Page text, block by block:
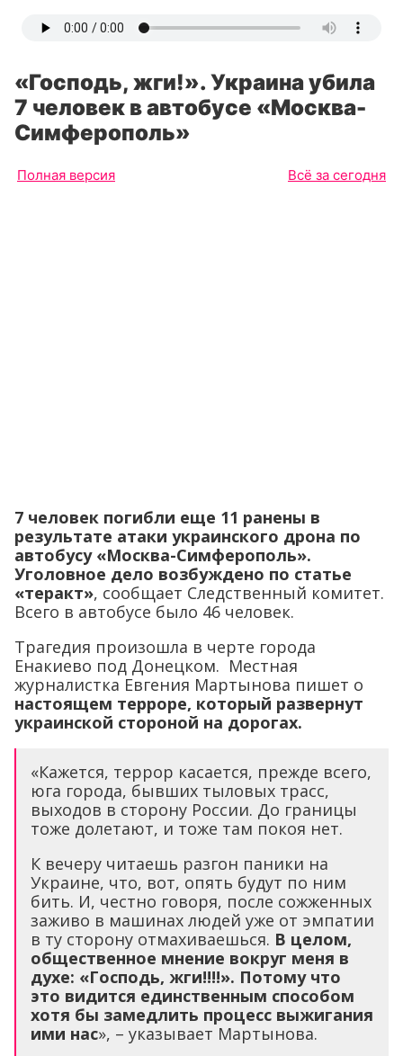
«Господь, жги!». Украина убила
7 человек в автобусе «Москва-
Симферополь»
Полная версия Всё за сегодня
7 человек погибли еще 11 ранены в
результате атаки украинского дрона по
автобусу «Москва-Симферополь».
Уголовное дело возбуждено по статье
«теракт», сообщает Следственный комитет.
Всего в автобусе было 46 человек.
Трагедия произошла в черте города
Енакиево под Донецком. Местная
журналистка Евгения Мартынова пишет о
настоящем терроре, который развернут
украинской стороной на дорогах.
«Кажется, террор касается, прежде всего,
юга города, бывших тыловых трасс,
выходов в сторону России. До границы
тоже долетают, и тоже там покоя нет.
К вечеру читаешь разгон паники на
Украине, что, вот, опять будут по ним
бить. И, честно говоря, после сожженных
заживо в машинах людей уже от эмпатии
в ту сторону отмахиваешься. В целом,
общественное мнение вокруг меня в
духе: «Господь, жги!!!!». Потому что
это видится единственным способом
хотя бы замедлить процесс выжигания
ими нас», – указывает Мартынова.